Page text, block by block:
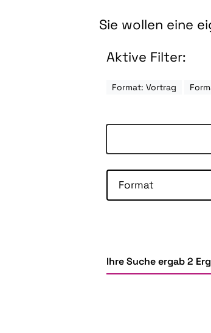
Sie wollen eine
Aktive Filter:
Format: Vortrag
Format
Ihre Suche ergab 2